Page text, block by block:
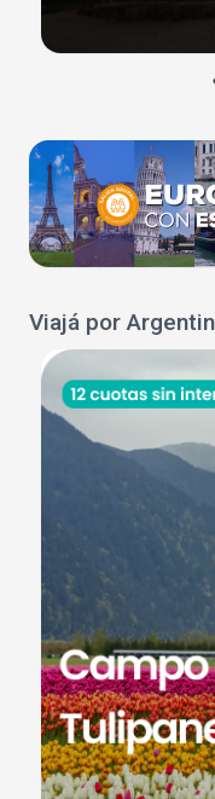
Viajá por